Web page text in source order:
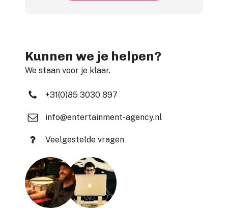
Kunnen we je helpen?
We staan voor je klaar.
+31(0)85 3030 897
info@entertainment-agency.nl
Veelgestelde vragen